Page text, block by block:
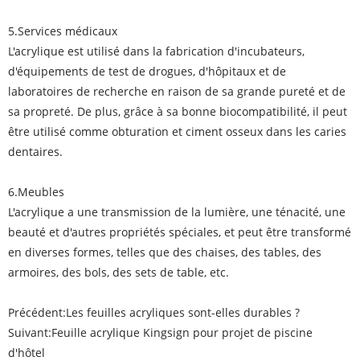
5.Services médicaux
L'acrylique est utilisé dans la fabrication d'incubateurs,
d'équipements de test de drogues, d'hôpitaux et de
laboratoires de recherche en raison de sa grande pureté et de
sa propreté. De plus, grâce à sa bonne biocompatibilité, il peut
être utilisé comme obturation et ciment osseux dans les caries
dentaires.
6.Meubles
L'acrylique a une transmission de la lumière, une ténacité, une
beauté et d'autres propriétés spéciales, et peut être transformé
en diverses formes, telles que des chaises, des tables, des
armoires, des bols, des sets de table, etc.
Précédent:Les feuilles acryliques sont-elles durables ?
Suivant:Feuille acrylique Kingsign pour projet de piscine
d'hôtel